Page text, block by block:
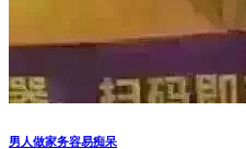
男人做家务容易痴呆